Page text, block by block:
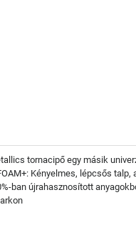
tornacipő egy másik
Kényelmes, lépcsős
ban újrahasznosított